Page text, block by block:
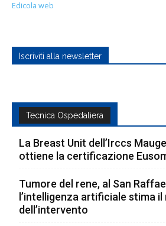
Edicola web
Iscriviti alla newsletter
Tecnica Ospedaliera
La Breast Unit dell’Irccs
ottiene la certificazione
Tumore del rene, al San
l’intelligenza artificiale stima
dell’intervento